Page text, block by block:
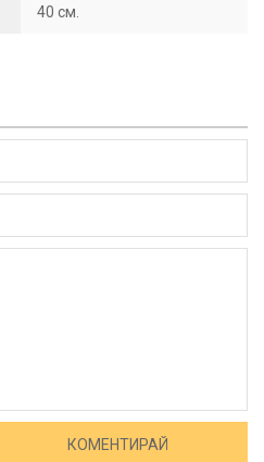
40 см.